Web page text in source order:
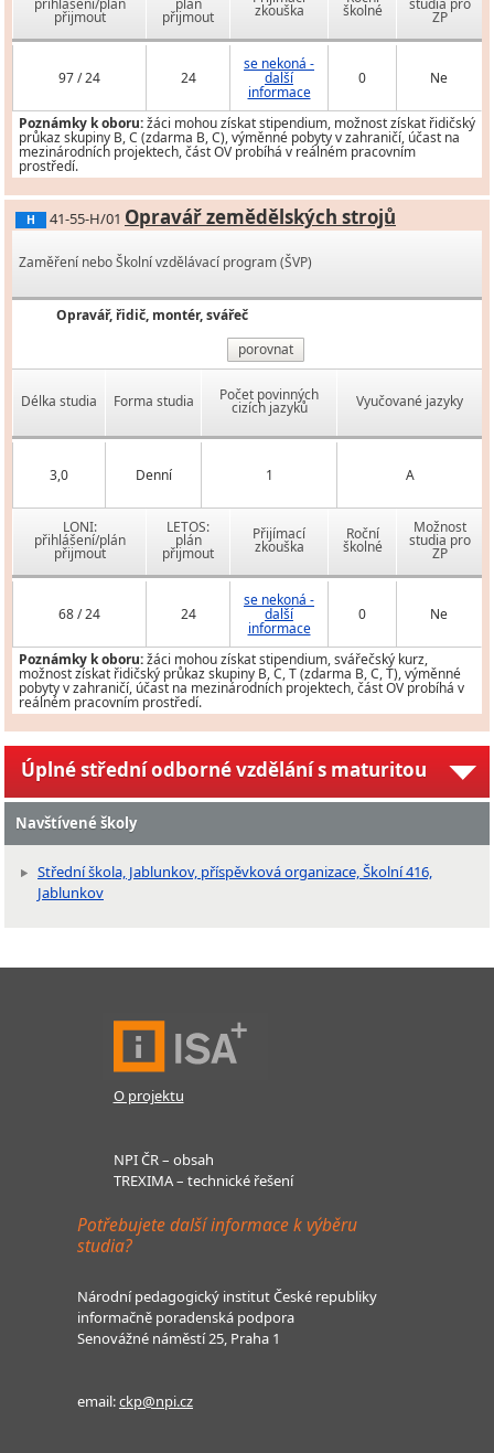
přihlášení/plán
přijmout
plán
přijmout zkouška školné studia pro
ZP
97 / 24 24
se nekoná -
další
informace
0 Ne
Poznámky k oboru:žáci mohou získat stipendium, možnost získat řidičský
průkaz skupiny B, C (zdarma B, C), výměnné pobyty v zahraničí, účast na
mezinárodních projektech, část OV probíhá v reálném pracovním
prostředí.
H 41-55-H/01 Opravář zemědělských strojů
Zaměření nebo Školní vzdělávací program (ŠVP)
Opravář, řidič, montér, svářeč
porovnat
Délka studia Forma studia Počet povinných
cizích jazyků Vyučované jazyky
3,0 Denní 1 A
LONI:
přihlášení/plán
přijmout
LETOS:
plán
přijmout
Přijímací
zkouška
Roční
školné
Možnost
studia pro
ZP
68 / 24 24
se nekoná -
další
informace
0 Ne
Poznámky k oboru:žáci mohou získat stipendium, svářečský kurz,
možnost získat řidičský průkaz skupiny B, C, T (zdarma B, C, T), výměnné
pobyty v zahraničí, účast na mezinárodních projektech, část OV probíhá v
reálném pracovním prostředí.
Úplné střední odborné vzdělání s maturitou
Navštívené školy
Střední škola, Jablunkov, příspěvková organizace, Školní 416,
Jablunkov
O projektu
NPI ČR – obsah
TREXIMA – technické řešení
Potřebujete další informace k výběru
studia?
Národní pedagogický institut České republiky
informačně poradenská podpora
Senovážné náměstí 25, Praha 1
email:ckp@npi.cz